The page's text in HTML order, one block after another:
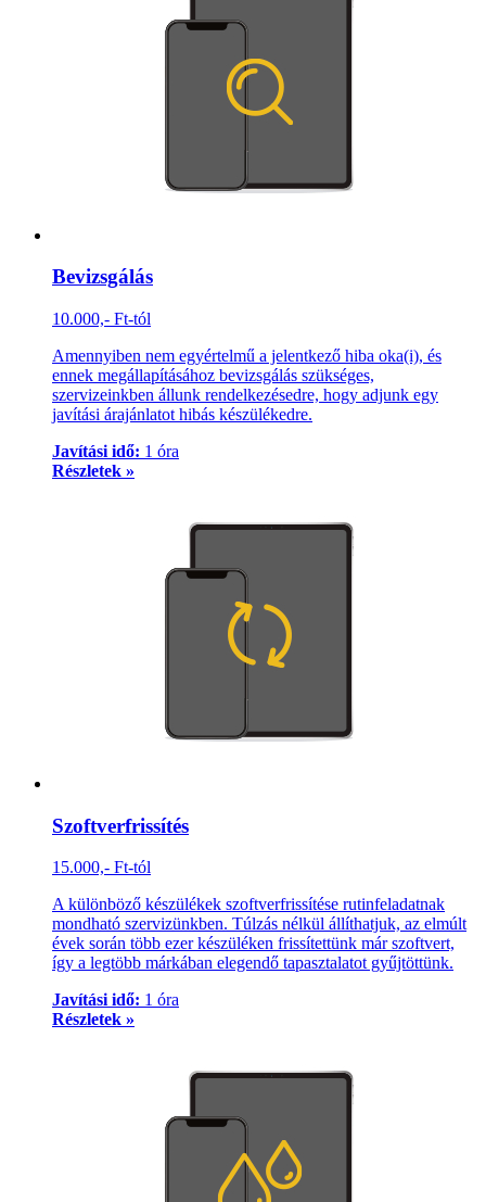
Bevizsgálás
10.000,- Ft-tól
Amennyiben nem egyértelmű a jelentkező hiba oka(i), és
ennek megállapításához bevizsgálás szükséges,
szervizeinkben állunk rendelkezésedre, hogy adjunk egy
javítási árajánlatot hibás készülékedre.
Javítási idő: 1 óra
Részletek »
Szoftverfrissítés
15.000,- Ft-tól
A különböző készülékek szoftverfrissítése rutinfeladatnak
mondható szervizünkben. Túlzás nélkül állíthatjuk, az elmúlt
évek során több ezer készüléken frissítettünk már szoftvert,
így a legtöbb márkában elegendő tapasztalatot gyűjtöttünk.
Javítási idő: 1 óra
Részletek »